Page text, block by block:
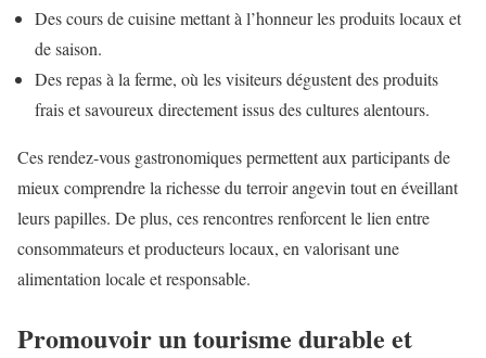
Des cours de cuisine mettant à l’honneur les produits locaux et
de saison.
Des repas à la ferme, où les visiteurs dégustent des produits
frais et savoureux directement issus des cultures alentours.
Ces rendez-vous gastronomiques permettent aux participants de
mieux comprendre la richesse du terroir angevin tout en éveillant
leurs papilles. De plus, ces rencontres renforcent le lien entre
consommateurs et producteurs locaux, en valorisant une
alimentation locale et responsable.
Promouvoir un tourisme durable et